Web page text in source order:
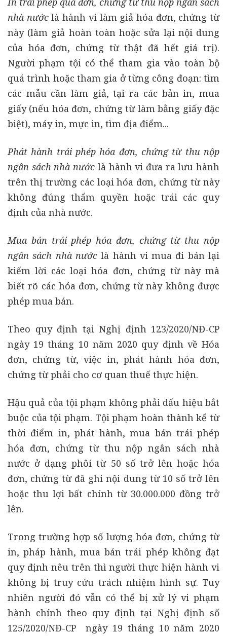
nhà nướclà hành vi làm giả hóa đơn, chứng từ
này (làm giả hoàn toàn hoặc sửa lại nội dung
của hóa đơn, chứng từ thật đã hết giá trị).
Người phạm tội có thể tham gia vào toàn bộ
quá trình hoặc tham gia ở từng công đoạn: tìm
các mẫu cần làm giả, tại ra các bản in, mua
giấy (nếu hóa đơn, chứng từ làm bằng giấy đặc
biệt), máy in, mực in, tìm địa điểm...
Phát hành trái phép hóa đơn, chứng từ thu nộp
ngân sách nhà nước là hành vi đưa ra lưu hành
trên thị trường các loại hóa đơn, chứng từ này
không đúng thẩm quyền hoặc trái các quy
định của nhà nước.
Mua bán trái phép hóa đơn, chứng từ thu nộp
ngân sách nhà nướclà hành vi mua đi bán lại
kiếm lời các loại hóa đơn, chứng từ này mà
biết rõ các hóa đơn, chứng từ này không được
phép mua bán.
Theo quy định tại Nghị định 123/2020/NĐ-CP
ngày 19 tháng 10 năm 2020 quy định về Hóa
đơn, chứng từ, việc in, phát hành hóa đơn,
chứng từ phải cho cơ quan thuế thực hiện.
Hậu quả của tội phạm không phải dấu hiệu bắt
buộc của tội phạm. Tội phạm hoàn thành kể từ
thời điểm in, phát hành, mua bán trái phép
hóa đơn, chứng từ thu nộp ngân sách nhà
nước ở dạng phôi từ 50 số trở lên hoặc hóa
đơn, chứng từ đã ghi nội dung từ 10 số trở lên
hoặc thu lợi bất chính từ 30.000.000 đồng trở
lên.
Trong trường hợp số lượng hóa đơn, chứng từ
in, pháp hành, mua bán trái phép không đạt
quy định nêu trên thì người thực hiện hành vi
không bị truy cứu trách nhiệm hình sự. Tuy
nhiên người đó vẫn có thể bị xử lý vi phạm
hành chính theo quy định tại Nghị định số
125/2020/NĐ-CP ngày 19 tháng 10 năm 2020